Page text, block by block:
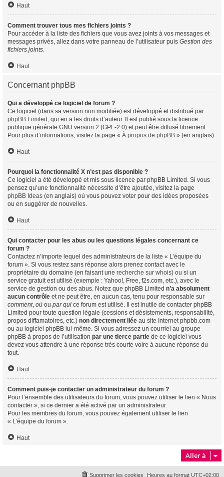
Haut
Comment trouver tous mes fichiers joints ?
Pour accéder à la liste des fichiers que vous avez joints à vos messages et
messages privés, allez dans votre panneau de l’utilisateur puis Gestion des
fichiers joints.
Haut
Concernant phpBB
Qui a développé ce logiciel de forum ?
Ce logiciel (dans sa version non modifiée) est développé et distribué par
phpBB Limited , qui en a les droits d’auteur. Il est publié sous la licence
publique générale GNU version 2 (GPL-2.0) et peut être diffusé librement.
Pour plus d’informations, visitez la page « À propos de phpBB » (en anglais).
Haut
Pourquoi la fonctionnalité X n’est pas disponible ?
Ce logiciel a été développé et mis sous licence par phpBB Limited. Si vous
pensez qu’une fonctionnalité nécessite d’être ajoutée, visitez la page
phpBB Ideas (en anglais) où vous pouvez voter pour des idées proposées
ou en suggérer de nouvelles.
Haut
Qui contacter pour les abus ou les questions légales concernant ce
forum ?
Contactez n’importe lequel des administrateurs de la liste « L’équipe du
forum ». Si vous restez sans réponse alors prenez contact avec le
propriétaire du domaine (en faisant une recherche sur whois) ou si un
service gratuit est utilisé (exemple : Yahoo!, Free, f2s.com, etc.), avec le
service de gestion ou des abus. Notez que phpBB Limited n’a absolument
aucun contrôle et ne peut être, en aucun cas, tenu pour responsable sur
comment, où ou par qui ce forum est utilisé. Il est inutile de contacter phpBB
Limited pour toute question légale (cessions et désistements, responsabilité,
propos diffamatoires, etc.) non directement liée au site Internet phpbb.com
ou au logiciel phpBB lui-même. Si vous adressez un courriel au groupe
phpBB à propos de l’utilisation par une tierce partie de ce logiciel vous
devez vous attendre à une réponse très courte voire à aucune réponse du
tout.
Haut
Comment puis-je contacter un administrateur du forum ?
Pour l’ensemble des utilisateurs du forum, vous pouvez utiliser le lien « Nous
contacter », si ce dernier a été activé par un administrateur.
Pour les membres du forum, vous pouvez également utiliser le lien
« L’équipe du forum ».
Haut
Aller à
Heures au format UTC+02:00
Supprimer les cookies